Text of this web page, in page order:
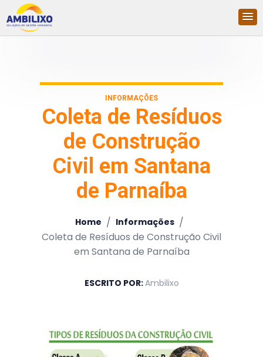
INFORMAÇÕES
Coleta de Resíduos
de Construção
Civil em Santana
de Parnaíba
Home / Informações /
Coleta de Resíduos de Construção Civil
em Santana de Parnaíba
ESCRITO POR:Ambilixo